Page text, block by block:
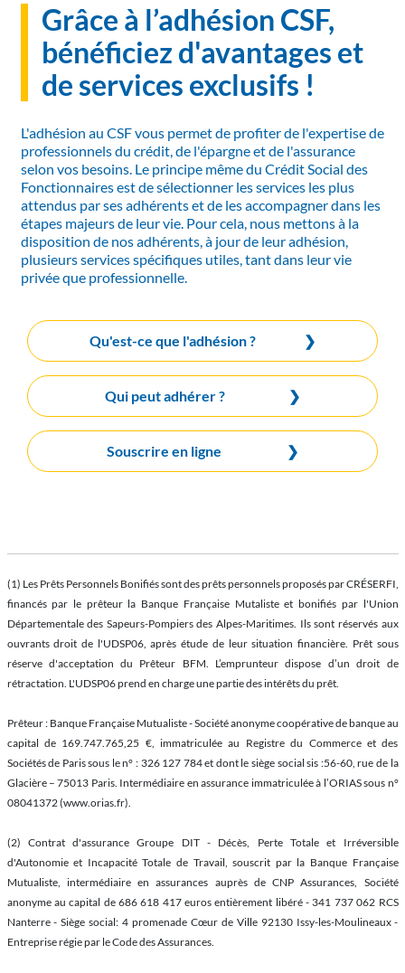
Grâce à l’adhésion CSF,
bénéficiez d'avantages et
de services exclusifs !
L'adhésion au CSF vous permet de profiter de l'expertise de
professionnels du crédit, de l'épargne et de l'assurance
selon vos besoins. Le principe même du Crédit Social des
Fonctionnaires est de sélectionner les services les plus
attendus par ses adhérents et de les accompagner dans les
étapes majeurs de leur vie. Pour cela, nous mettons à la
disposition de nos adhérents, à jour de leur adhésion,
plusieurs services spécifiques utiles, tant dans leur vie
privée que professionnelle.
Qu'est-ce que l'adhésion ? ❯
Qui peut adhérer ? ❯
Souscrire en ligne ❯
(1) Les Prêts Personnels Bonifiés sont des prêts personnels proposés par CRÉSERFI,
financés par le prêteur la Banque Française Mutaliste et bonifiés par l'Union
Départementale des Sapeurs-Pompiers des Alpes-Maritimes. Ils sont réservés aux
ouvrants droit de l'UDSP06, après étude de leur situation financière. Prêt sous
réserve d'acceptation du Prêteur BFM. L’emprunteur dispose d’un droit de
rétractation. L'UDSP06 prend en charge une partie des intérêts du prêt.
Prêteur : Banque Française Mutualiste - Société anonyme coopérative de banque au
capital de 169.747.765,25 €, immatriculée au Registre du Commerce et des
Sociétés de Paris sous le n° : 326 127 784 et dont le siège social sis :56-60, rue de la
Glacière – 75013 Paris. Intermédiaire en assurance immatriculée à l’ORIAS sous n°
08041372 (www.orias.fr).
(2) Contrat d'assurance Groupe DIT - Décès, Perte Totale et Irréversible
d'Autonomie et Incapacité Totale de Travail, souscrit par la Banque Française
Mutualiste, intermédiaire en assurances auprès de CNP Assurances, Société
anonyme au capital de 686 618 417 euros entièrement libéré - 341 737 062 RCS
Nanterre - Siège social: 4 promenade Cœur de Ville 92130 Issy-les-Moulineaux -
Entreprise régie par le Code des Assurances.